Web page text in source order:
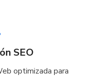
SEO
optimizada para